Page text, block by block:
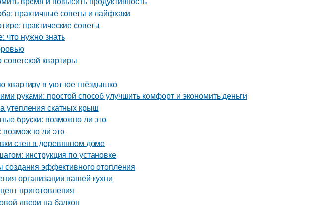
практичные советы и лайфхаки
практические советы
что нужно знать
квартиры
квартиру в уютное гнёздышко
руками: простой способ улучшить комфорт и экономить деньги
утепления скатных крыш
бруски: возможно ли это
возможно ли это
стен в деревянном доме
инструкция по установке
создания эффективного отопления
организации вашей кухни
приготовления
двери на балкон